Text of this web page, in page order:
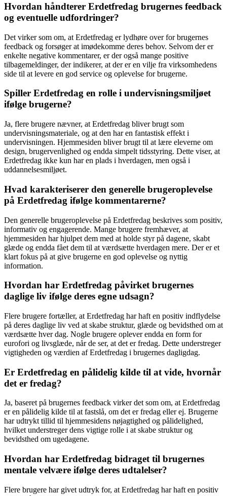
Hvordan håndterer Erdetfredag brugernes feedback
og eventuelle udfordringer?
Det virker som om, at Erdetfredag er lydhøre over for brugernes
feedback og forsøger at imødekomme deres behov. Selvom der er
enkelte negative kommentarer, er der også mange positive
tilbagemeldinger, der indikerer, at der er en vilje fra virksomhedens
side til at levere en god service og oplevelse for brugerne.
Spiller Erdetfredag en rolle i undervisningsmiljøet
ifølge brugerne?
Ja, flere brugere nævner, at Erdetfredag bliver brugt som
undervisningsmateriale, og at den har en fantastisk effekt i
undervisningen. Hjemmesiden bliver brugt til at lære eleverne om
design, brugervenlighed og endda simpelt tidsstyring. Dette viser, at
Erdetfredag ikke kun har en plads i hverdagen, men også i
uddannelsesmiljøet.
Hvad karakteriserer den generelle brugeroplevelse
på Erdetfredag ifølge kommentarerne?
Den generelle brugeroplevelse på Erdetfredag beskrives som positiv,
informativ og engagerende. Mange brugere fremhæver, at
hjemmesiden har hjulpet dem med at holde styr på dagene, skabt
glæde og endda fået dem til at værdsætte hverdagen mere. Der er et
klart fokus på at give brugerne en god oplevelse og nyttig
information.
Hvordan har Erdetfredag påvirket brugernes
daglige liv ifølge deres egne udsagn?
Flere brugere fortæller, at Erdetfredag har haft en positiv indflydelse
på deres daglige liv ved at skabe struktur, glæde og bevidsthed om at
værdsætte hver dag. Nogle brugere oplever endda en form for
eurofori og livsglæde, når de ser, at det er fredag. Dette understreger
vigtigheden og værdien af Erdetfredag i brugernes dagligdag.
Er Erdetfredag en pålidelig kilde til at vide, hvornår
det er fredag?
Ja, baseret på brugernes feedback virker det som om, at Erdetfredag
er en pålidelig kilde til at fastslå, om det er fredag eller ej. Brugerne
har udtrykt tillid til hjemmesidens nøjagtighed og pålidelighed,
hvilket understreger dens vigtige rolle i at skabe struktur og
bevidsthed om ugedagene.
Hvordan har Erdetfredag bidraget til brugernes
mentale velvære ifølge deres udtalelser?
Flere brugere har givet udtryk for, at Erdetfredag har haft en positiv